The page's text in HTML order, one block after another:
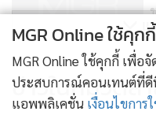
866
แ
ข่าวในหมวดล่
MGR Online ใช้คุก
MGR Online ใช้คุกกี้ เพื่อ
ประสบการณ์คอนเทนต์ที่
แอพพลิเคชั่น เงื่อนไขการ